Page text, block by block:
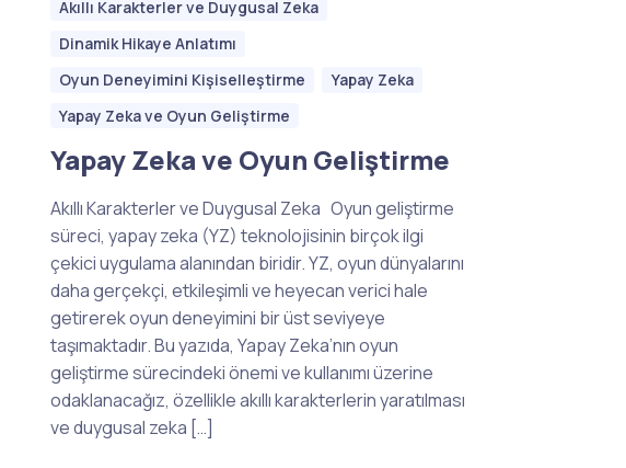
Akıllı Karakterler ve Duygusal Zeka
Dinamik Hikaye Anlatımı
Oyun Deneyimini Kişiselleştirme
Yapay Zeka
Yapay Zeka ve Oyun Geliştirme
Yapay Zeka ve Oyun Geliştirme
Akıllı Karakterler ve Duygusal Zeka Oyun geliştirme
süreci, yapay zeka (YZ) teknolojisinin birçok ilgi
çekici uygulama alanından biridir. YZ, oyun dünyalarını
daha gerçekçi, etkileşimli ve heyecan verici hale
getirerek oyun deneyimini bir üst seviyeye
taşımaktadır. Bu yazıda, Yapay Zeka’nın oyun
geliştirme sürecindeki önemi ve kullanımı üzerine
odaklanacağız, özellikle akıllı karakterlerin yaratılması
ve duygusal zeka […]